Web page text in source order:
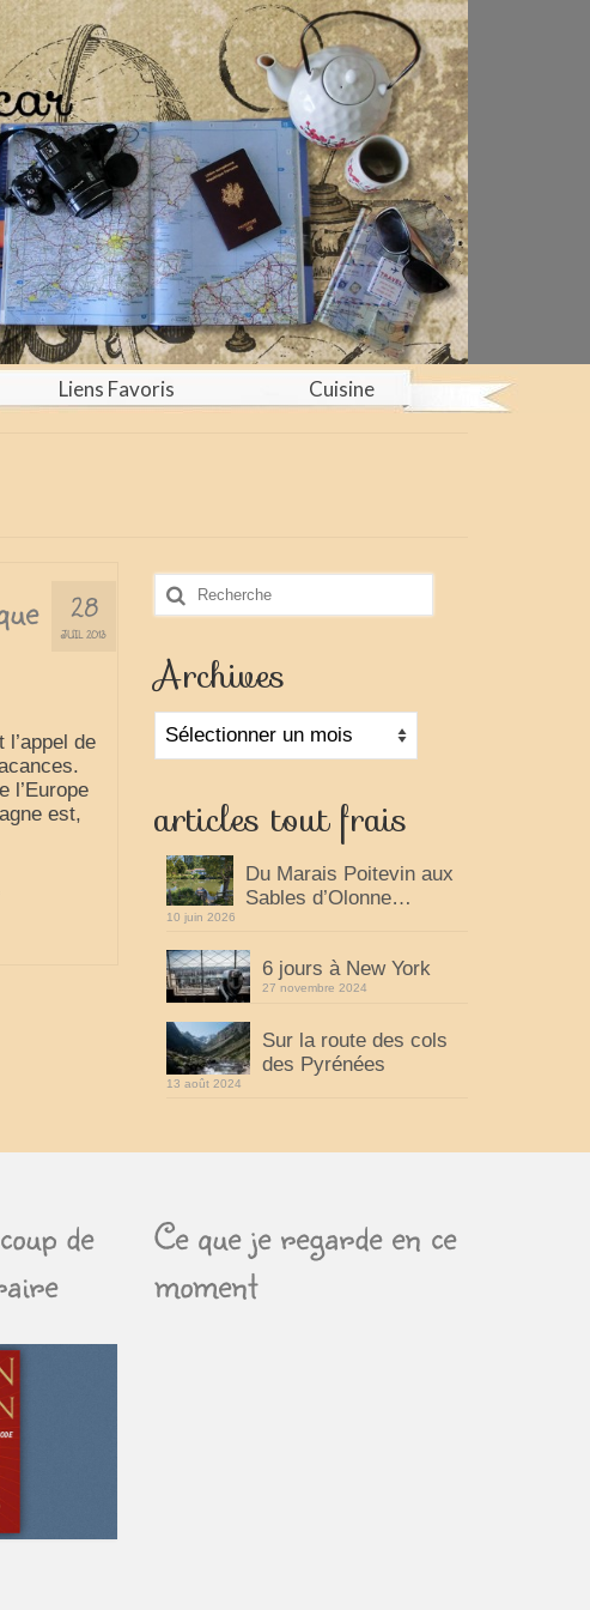
Liens Favoris Cuisine
28
JUIL 2013
de
l’Europe
est,
Rechercher
Archives
Archives
articles tout frais
Du Marais Poitevin aux
Sables d’Olonne…
10 juin 2026
6 jours à New York
27 novembre 2024
Sur la route des cols
des Pyrénées
13 août 2024
de
Ce que je regarde en ce
moment